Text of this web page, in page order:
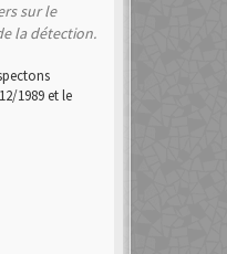
sur le
la détection.
1989 et le